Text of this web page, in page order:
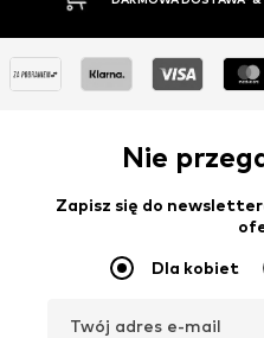
Nie
Zapisz się do
Dla kobiet
Twój adres e-mail